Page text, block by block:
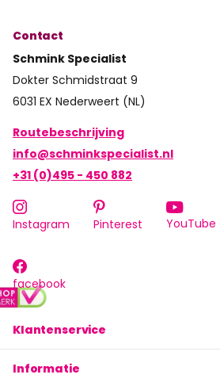
Klantenservice
Informatie
Contact
Schmink Specialist
Dokter Schmidstraat 9
6031 EX Nederweert (NL)
Routebeschrijving
info@schminkspecialist.nl
+31 (0)495 - 450 882
Instagram Pinterest YouTube
facebook